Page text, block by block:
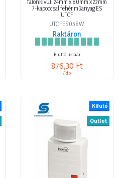
UTCF
UTCFES058W
Raktáron
876,30 Ft
Outlet